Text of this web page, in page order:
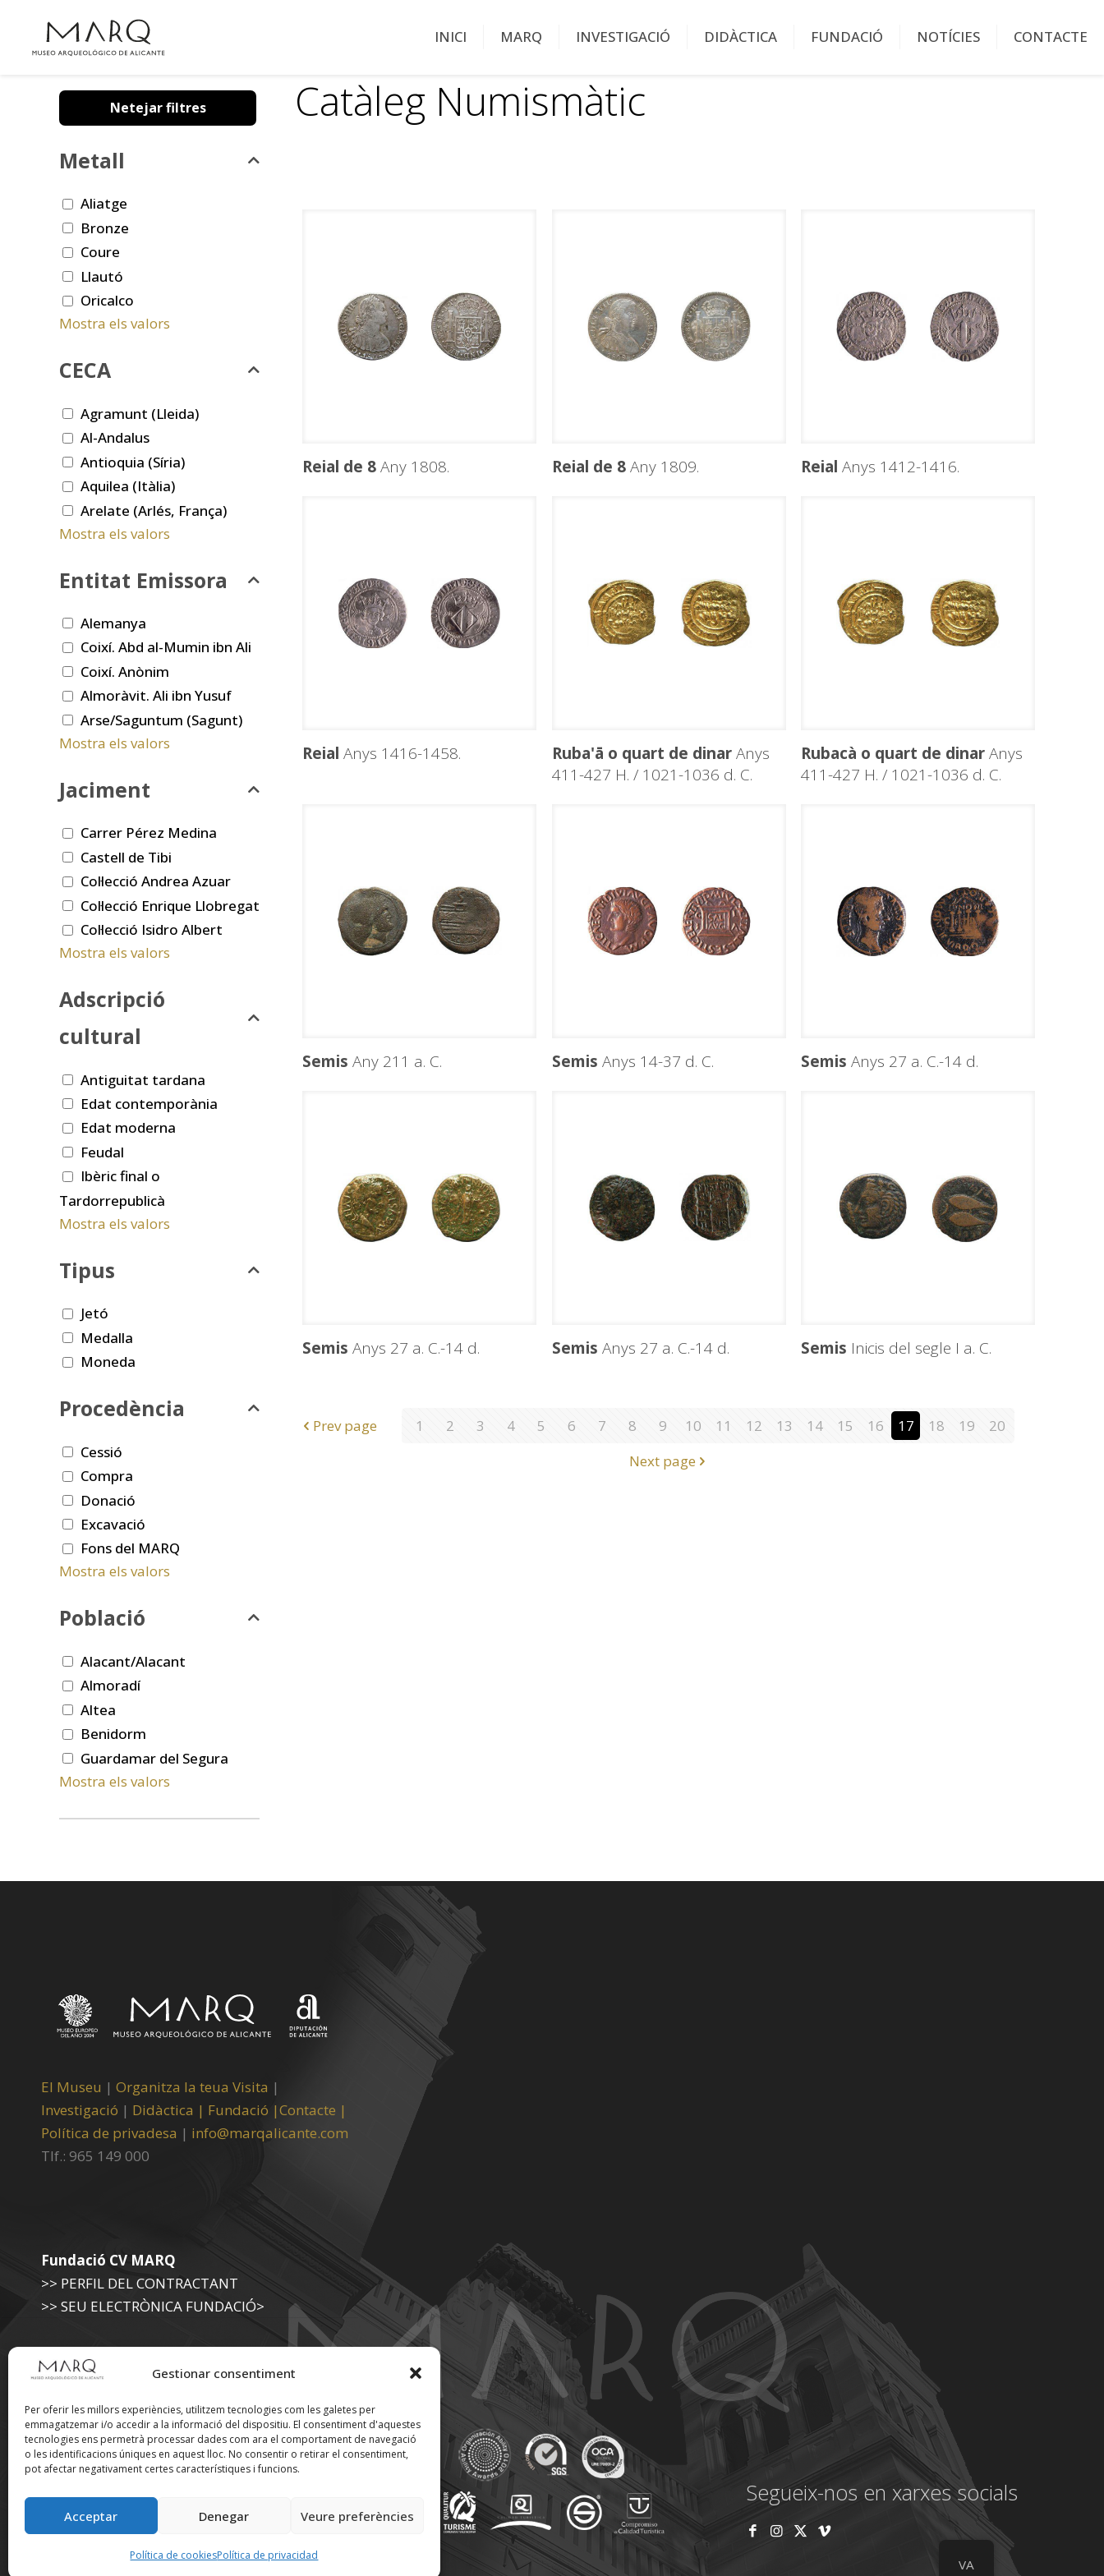
Gestionar consentiment
Per oferir les millors experiències, utilitzem tecnologies com les galetes per
emmagatzemar i/o accedir a la informació del dispositiu. El consentiment d'aquestes
tecnologies ens permetrà processar dades com ara el comportament de navegació
o les identificacions úniques en aquest lloc. No consentir o retirar el consentiment,
pot afectar negativament certes característiques i funcions.
Acceptar Denegar Veure preferències
Política de cookiesPolítica de privacidad
INICI MARQ INVESTIGACIÓ DIDÀCTICA FUNDACIÓ NOTÍCIES CONTACTE
Catàleg Numismàtic
Reial de 8Any 1808. Reial de 8Any 1809. Reial Anys 1412-1416.
Reial Anys 1416-1458. Ruba'ā o quart de dinarAnys
411-427 H. / 1021-1036 d. C.
Rubacà o quart de dinarAnys
411-427 H. / 1021-1036 d. C.
Semis Any 211 a. C. Semis Anys 14-37 d. C. Semis Anys 27 a. C.-14 d.
Semis Anys 27 a. C.-14 d. Semis Anys 27 a. C.-14 d. Semis Inicis del segle I a. C.
Prev page 1 2 3 4 5 6 7 8 9 10 11 12 13 14 15 16 17 18 19
20
Next page
Netejar filtres
Metall
Aliatge
Bronze
Coure
Llautó
Oricalco
Mostra els valors
CECA
Agramunt (Lleida)
Al-Andalus
Antioquia (Síria)
Aquilea (Itàlia)
Arelate (Arlés, França)
Mostra els valors
Entitat Emissora
Alemanya
Coixí. Abd al-Mumin ibn Ali
Coixí. Anònim
Almoràvit. Ali ibn Yusuf
Arse/Saguntum (Sagunt)
Mostra els valors
Jaciment
Carrer Pérez Medina
Castell de Tibi
Col·lecció Andrea Azuar
Col·lecció Enrique Llobregat
Col·lecció Isidro Albert
Mostra els valors
Adscripció
cultural
Antiguitat tardana
Edat contemporània
Edat moderna
Feudal
Ibèric final o
Tardorrepublicà
Mostra els valors
Tipus
Jetó
Medalla
Moneda
Procedència
Cessió
Compra
Donació
Excavació
Fons del MARQ
Mostra els valors
Població
Alacant/Alacant
Almoradí
Altea
Benidorm
Guardamar del Segura
Mostra els valors
El Museu | Organitza la teua Visita |
Investigació | Didàctica | Fundació |Contacte |
Política de privadesa | info@marqalicante.com
Tlf.: 965 149 000
Fundació CV MARQ
>> PERFIL DEL CONTRACTANT
>> SEU ELECTRÒNICA FUNDACIÓ>
>> SEU ELECTRÒNICA DIPUTACIÓ
Suscríbete a nuestra
Newsletter
Segueix-nos en xarxes socials
VA